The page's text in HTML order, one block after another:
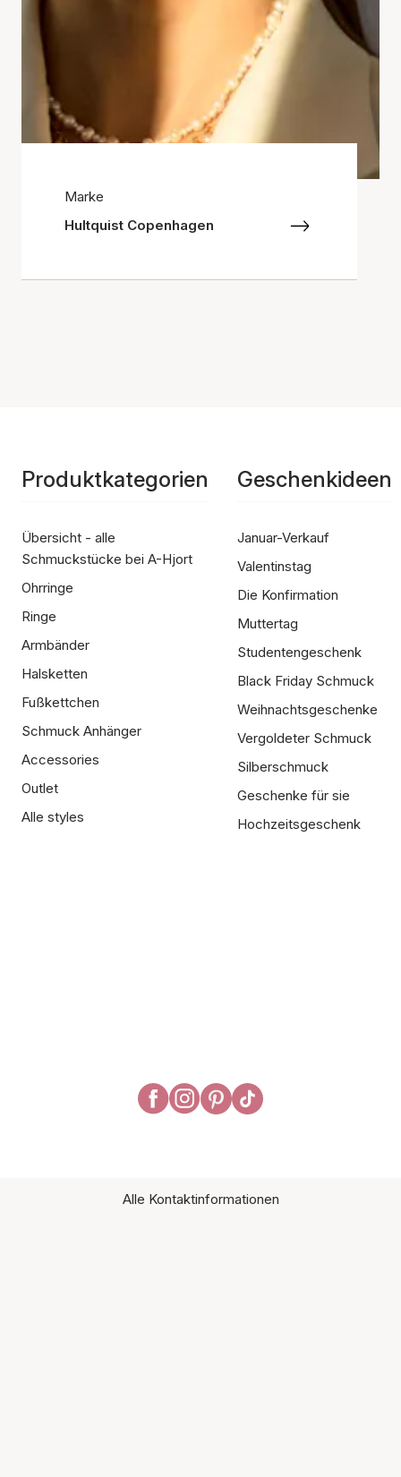
Marke
Hultquist Copenhagen
Produktkategorien
Übersicht - alle
Schmuckstücke bei A-Hjort
Ohrringe
Ringe
Armbänder
Halsketten
Fußkettchen
Schmuck Anhänger
Accessories
Outlet
Alle styles
Geschenkideen
Januar-Verkauf
Valentinstag
Die Konfirmation
Muttertag
Studentengeschenk
Black Friday Schmuck
Weihnachtsgeschenke
Vergoldeter Schmuck
Silberschmuck
Geschenke für sie
Hochzeitsgeschenk
Alle Kontaktinformationen